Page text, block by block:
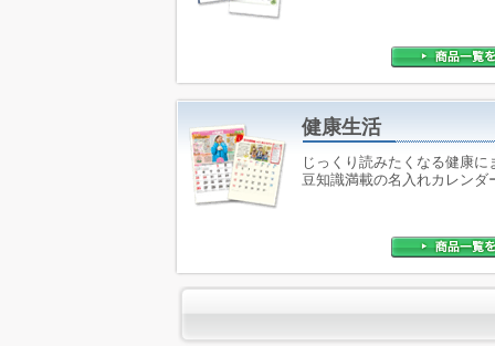
健康生活
じっくり読みたくなる健康に
豆知識満載の名入れカレンダ